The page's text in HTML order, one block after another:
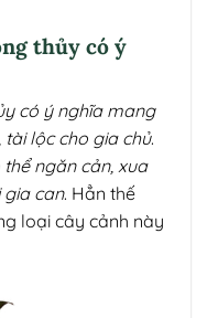
thủy có ý
có ý nghĩa mang
lộc cho gia chủ.
thể ngăn cản, xua
can. Hẳn thế
loại cây cảnh này